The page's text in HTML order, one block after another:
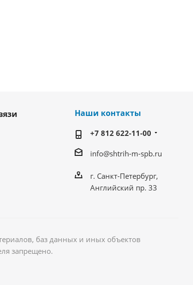
Наши контакты
+7 812 622-11-00
info@shtrih-m-spb.ru
г. Санкт-Петербург,
Английский пр. 33
баз данных и иных объектов
запрещено.